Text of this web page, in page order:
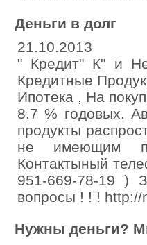
Деньги в долг
21.10.2013
" Кредит" К" и
Кредитные
Ипотека , На
8.7 % годовых.
продукты
не имеющим
Контактыный
951-669-78-19 )
вопросы ! ! !
Нужны деньги?